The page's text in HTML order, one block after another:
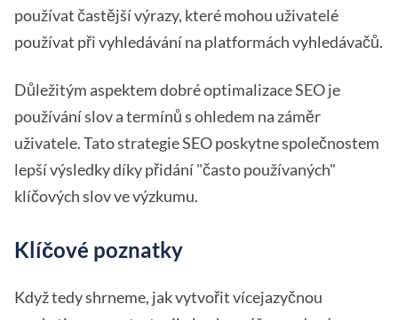
používat častější výrazy, které mohou uživatelé
používat při vyhledávání na platformách vyhledávačů.
Důležitým aspektem dobré optimalizace SEO je
používání slov a termínů s ohledem na záměr
uživatele. Tato strategie SEO poskytne společnostem
lepší výsledky díky přidání "často používaných"
klíčových slov ve výzkumu.
Klíčové poznatky
Když tedy shrneme, jak vytvořit vícejazyčnou